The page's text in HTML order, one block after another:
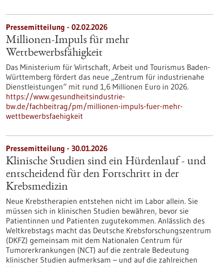
Pressemitteilung - 02.02.2026
Millionen-Impuls für mehr
Wettbewerbsfähigkeit
Das Ministerium für Wirtschaft, Arbeit und Tourismus Baden-
Württemberg fördert das neue „Zentrum für industrienahe
Dienstleistungen“ mit rund 1,6 Millionen Euro in 2026.
https://www.gesundheitsindustrie-
bw.de/fachbeitrag/pm/millionen-impuls-fuer-mehr-
wettbewerbsfaehigkeit
Pressemitteilung - 30.01.2026
Klinische Studien sind ein Hürdenlauf - und
entscheidend für den Fortschritt in der
Krebsmedizin
Neue Krebstherapien entstehen nicht im Labor allein. Sie
müssen sich in klinischen Studien bewähren, bevor sie
Patientinnen und Patienten zugutekommen. Anlässlich des
Weltkrebstags macht das Deutsche Krebsforschungszentrum
(DKFZ) gemeinsam mit dem Nationalen Centrum für
Tumorerkrankungen (NCT) auf die zentrale Bedeutung
klinischer Studien aufmerksam – und auf die zahlreichen